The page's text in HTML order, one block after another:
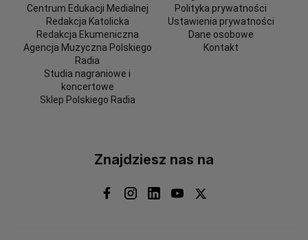
Centrum Edukacji Medialnej
Redakcja Katolicka
Redakcja Ekumeniczna
Agencja Muzyczna Polskiego
Radia
Studia nagraniowe i
koncertowe
Sklep Polskiego Radia
Polityka prywatności
Ustawienia prywatności
Dane osobowe
Kontakt
Znajdziesz nas na